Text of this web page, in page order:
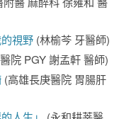
視野 (林榆芩 牙醫師)
院 PGY 謝孟軒 醫師)
(高雄長庚醫院 胃腸肝